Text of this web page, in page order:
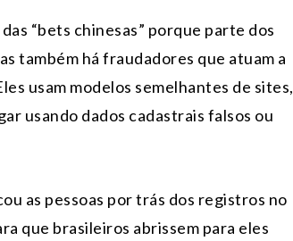
“bets chinesas” porque parte dos
também há fraudadores que atuam a
usam modelos semelhantes de sites,
usando dados cadastrais falsos ou
as pessoas por trás dos registros no
que brasileiros abrissem para eles